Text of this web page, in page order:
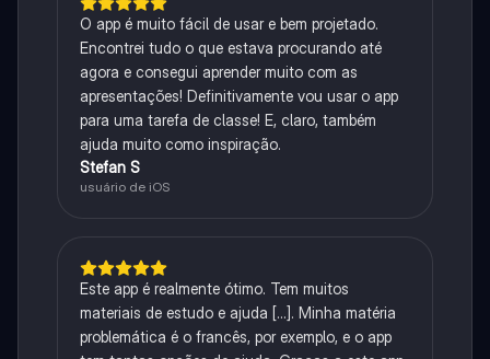
O app é muito fácil de usar e bem projetado.
Encontrei tudo o que estava procurando até
agora e consegui aprender muito com as
apresentações! Definitivamente vou usar o app
para uma tarefa de classe! E, claro, também
ajuda muito como inspiração.
Stefan S
usuário de iOS
Este app é realmente ótimo. Tem muitos
materiais de estudo e ajuda [...]. Minha matéria
problemática é o francês, por exemplo, e o app